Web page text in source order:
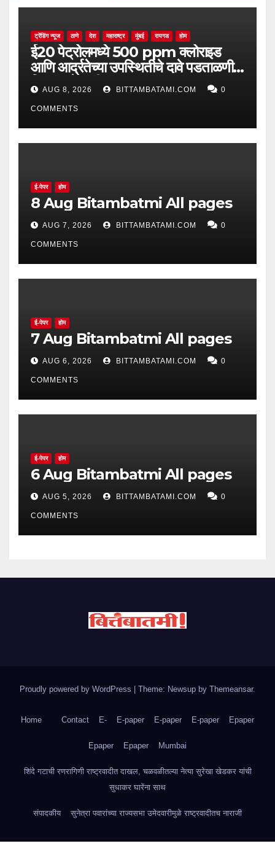
ट्रेंडिंग न्यूज ठाणे देश महाराष्ट्र मुंबई रायगड होम
ई20 पेट्रोलमध्ये 500 ppm क्लोराइड
आणि आर्द्रतेच्या उपस्थितीचे दावे पडताळणीत
सिद्ध झाले नाहीत
AUG 8, 2026 BITTAMBATAMI.COM 0
COMMENTS
ई-पेपर होम
8 Aug Bitambatmi All pages
AUG 7, 2026 BITTAMBATAMI.COM 0
COMMENTS
ई-पेपर होम
7 Aug Bitambatmi All pages
AUG 6, 2026 BITTAMBATAMI.COM 0
COMMENTS
ई-पेपर होम
6 Aug Bitambatmi All pages
AUG 5, 2026 BITTAMBATAMI.COM 0
COMMENTS
Proudly powered by WordPress | Theme: Newsup by Themeansar.
Home Contact E- E-paper E-paper E-paper Epaper
Epaper Epaper Mumbai
शिंदे गटाची रणरागिणी राष्ट्रवादीत दाखल, चळवळीतल्या नेत्या सुरेखा खेडकर यांची
सुधाकर घारेंना साथ
संपादकीय सुनेत्रा पवारांच्या राज्यसभा उमेदवारीमुळे राष्ट्रवादीतच नाराजी